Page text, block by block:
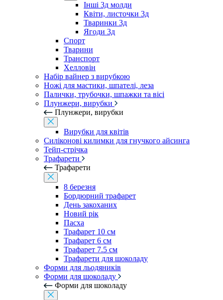
Інші 3д молди
Квіти, листочки 3д
Тваринки 3д
Ягоди 3д
Спорт
Тварини
Транспорт
Хелловін
Набір вайнер з вирубкою
Ножі для мастики, шпателі, леза
Палички, трубочки, шпажки та вісі
Плунжери, вирубки
Плунжери, вирубки
Вирубки для квітів
Силіконові килимки для гнучкого айсинга
Тейп-стрічка
Трафарети
Трафарети
8 березня
Бордюрний трафарет
День закоханих
Новий рік
Пасха
Трафарет 10 см
Трафарет 6 см
Трафарет 7.5 см
Трафарети для шоколаду
Форми для льодяників
Форми для шоколаду
Форми для шоколаду